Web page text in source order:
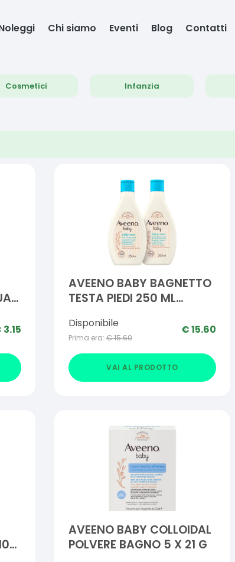
Chi siamo Eventi Blog Contatti
Cosmetici Infanzia
3.15
AVEENO BABY BAGNETTO
TESTA PIEDI 250 ML
Disponibile
Prima era: €15.60
€15.60
VAI AL PRODOTTO
AVEENO BABY COLLOIDAL
POLVERE BAGNO 5 X 21 G